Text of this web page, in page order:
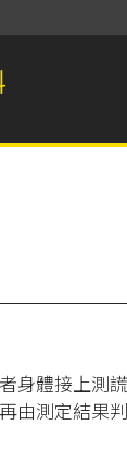
身體接上測
由測定結果